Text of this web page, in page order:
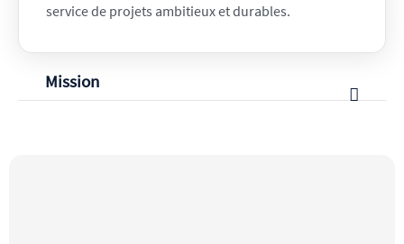
service de projets ambitieux et durables.
Mission